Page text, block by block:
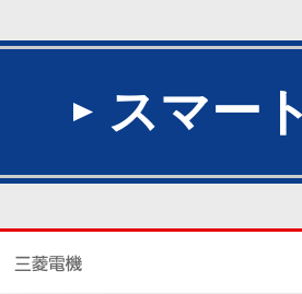
スマー